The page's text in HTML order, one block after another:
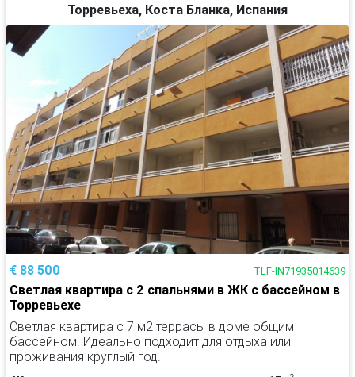
Торревьеха, Коста Бланка, Испания
€ 88 500 TLF-IN71935014639
Светлая квартира с 2 спальнями в ЖК с бассейном в
Торревьехе
Светлая квартира с 7 м2 террасы в доме общим
бассейном. Идеально подходит для отдыха или
проживания круглый год.